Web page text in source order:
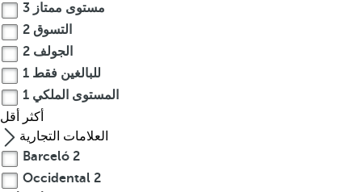
مستوى ممتاز 3
التسوق 2
الجولف 2
للبالغين فقط 1
المستوى الملكي 1
أكثر
أقل
العلامات التجارية
Barceló 2
Occidental 2